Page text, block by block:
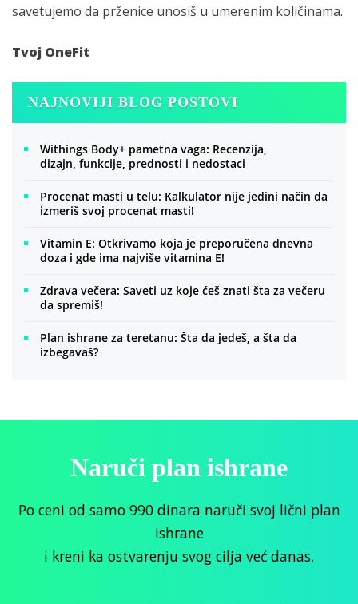
savetujemo da prženice unosiš u umerenim količinama.
Tvoj OneFit
NAJNOVIJI BLOG POSTOVI
Withings Body+ pametna vaga: Recenzija,
dizajn, funkcije, prednosti i nedostaci
Procenat masti u telu: Kalkulator nije jedini način da
izmeriš svoj procenat masti!
Vitamin E: Otkrivamo koja je preporučena dnevna
doza i gde ima najviše vitamina E!
Zdrava večera: Saveti uz koje ćeš znati šta za večeru
da spremiš!
Plan ishrane za teretanu: Šta da jedeš, a šta da
izbegavaš?
Naruči plan ishrane
Po ceni od samo 990 dinara naruči svoj lični plan
ishrane
i kreni ka ostvarenju svog cilja već danas.